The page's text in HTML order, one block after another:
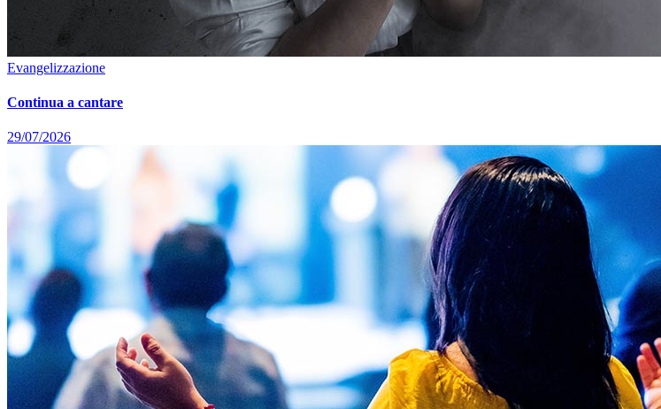
Evangelizzazione
Continua a cantare
29/07/2026